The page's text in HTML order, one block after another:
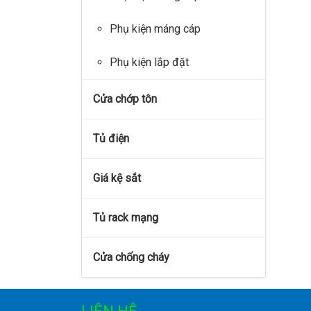
Phụ kiện máng cáp
Phụ kiện lắp đặt
Cửa chớp tôn
Tủ điện
Giá kệ sắt
Tủ rack mạng
Cửa chống cháy